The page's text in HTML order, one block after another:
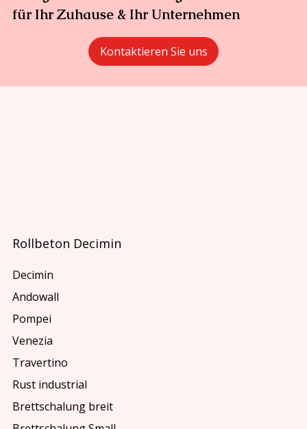
für Ihr Zuhause & Ihr Unternehmen
Kontaktieren Sie uns
Rollbeton Decimin
Decimin
Andowall
Pompei
Venezia
Travertino
Rust industrial
Brettschalung breit